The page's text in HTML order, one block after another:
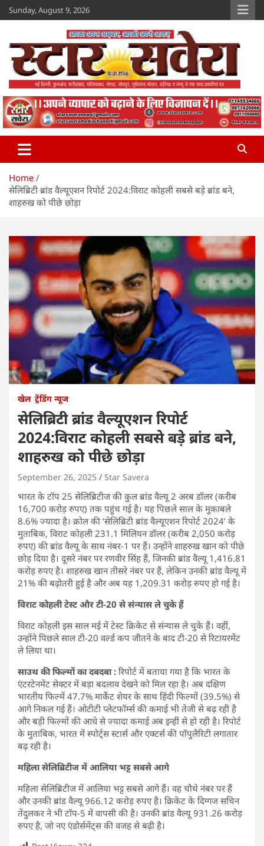
Skip
to
Sunday, August 9, 2026
Star Savera
www.starsavera.com
Home
सेलिब्रिटी ब्रांड वैल्यूएशन रिपोर्ट 2024:विराट कोहली सबसे बड़े ब्रांड बने,
शाहरुख को पीछे छोड़ा
खेल ट्रेंडिंग न्यूज
सेलिब्रिटी ब्रांड वैल्यूएशन रिपोर्ट
2024:विराट कोहली सबसे बड़े ब्रांड बने,
शाहरुख को पीछे छोड़ा
September 26, 2025 Star Savera
भारत के टॉप 25 सेलिब्रिटीज की कुल ब्रांड वैल्यू 2 अरब डॉलर (करीब
16,700 करोड़ रुपए) तक पहुंच गई है। यह पिछले साल के मुकाबले
8.6% ज्यादा है। क्रोल की ‘सेलिब्रिटी ब्रांड वैल्यूएशन रिपोर्ट 2024’ के
मुताबिक, विराट कोहली 231.1 मिलियन डॉलर (करीब 2,050 करोड़
रुपए) की ब्रांड वैल्यू के साथ नंबर-1 पर हैं। उन्होंने शाहरुख खान को पीछे
छोड़ दिया है। दूसरे नंबर पर रणवीर सिंह हैं, जिनकी ब्रांड वैल्यू 1,416.81
करोड़ रुपए है। शाहरुख खान तीसरे नंबर पर हैं, लेकिन उनकी ब्रांड वैल्यू में
21% की बढ़ोतरी हुई है और अब यह 1,209.31 करोड़ रुपए हो गई है।
विराट कोहली टेस्ट और टी-20 से संन्यास ले चुके हैं
विराट कोहली इस साल मई में टेस्ट क्रिकेट से संन्यास ले चुके हैं। वहीं,
उन्होंने पिछले साल टी-20 वर्ल्ड कप जीतने के बाद टी-20 से रिटायरमेंट
ले लिया था।
साउथ की फिल्मों का दबदबा : रिपोर्ट में बताया गया है कि भारत के
एंटरटेनमेंट सेक्टर में बड़ा बदलाव देखने को मिल रहा है। अब दक्षिण
भारतीय फिल्में 47.7% मार्केट शेयर के साथ हिंदी फिल्मों (39.5%) से
आगे निकल गई हैं। ओटीटी प्लेटफॉर्म्स की कमाई भी तेजी से बढ़ रही है
और बड़ी फिल्मों की आधे से ज्यादा कमाई अब इन्हीं से हो रही है। रिपोर्ट
के मुताबिक, भारत में स्पोर्ट्स स्टार्स और एक्टर्स की पॉपुलैरिटी लगातार
बढ़ रही है।
महिला सेलिब्रिटीज में आलिया भट्ट सबसे आगे
महिला सेलिब्रिटीज में आलिया भट्ट सबसे आगे हैं। वह चौथे नंबर पर हैं
और उनकी ब्रांड वैल्यू 966.12 करोड़ रुपए है। क्रिकेट के दिग्गज सचिन
तेंदुलकर ने भी टॉप-5 में वापसी की है। उनकी ब्रांड वैल्यू 931.26 करोड़
रुपए है, जो नए एंडोर्समेंट्स की वजह से बढ़ी है।